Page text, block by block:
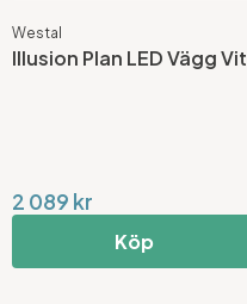
Westal
Illusion Plan LED Vägg Vit
2 089 kr
Köp